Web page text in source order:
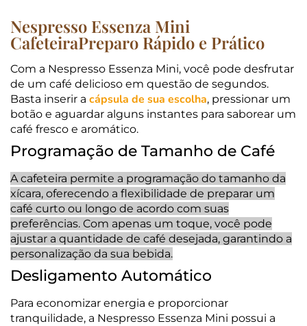
Nespresso Essenza Mini
CafeteiraPreparo Rápido e Prático
Com a Nespresso Essenza Mini, você pode desfrutar
de um café delicioso em questão de segundos.
Basta inserir a cápsula de sua escolha, pressionar um
botão e aguardar alguns instantes para saborear um
café fresco e aromático.
Programação de Tamanho de Café
A cafeteira permite a programação do tamanho da
xícara, oferecendo a flexibilidade de preparar um
café curto ou longo de acordo com suas
preferências. Com apenas um toque, você pode
ajustar a quantidade de café desejada, garantindo a
personalização da sua bebida.
Desligamento Automático
Para economizar energia e proporcionar
tranquilidade, a Nespresso Essenza Mini possui a